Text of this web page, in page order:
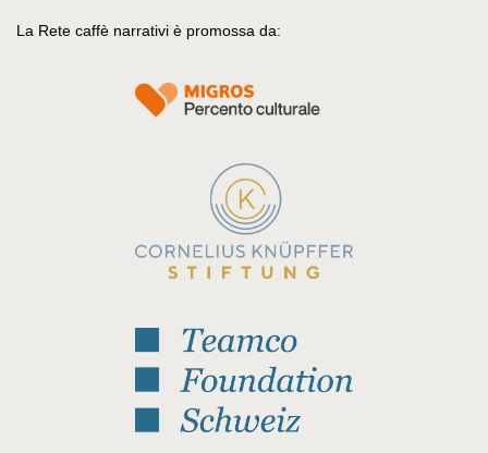
La Rete caffè narrativi è promossa da: